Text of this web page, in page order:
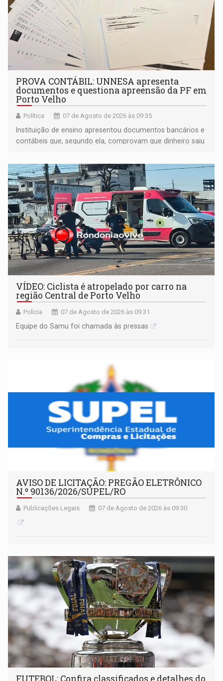
PROVA CONTÁBIL: UNNESA apresenta
documentos e questiona apreensão da PF em
Porto Velho
Política 07 de Agosto de 2026 às 09:35
Instituição de ensino apresentou documentos bancários e
contábeis que, segundo ela, comprovam que dinheiro saiu
apreendido quando já estava dentro da sede da entidade
— em pleno ano eleitoral em Rondônia
VÍDEO: Ciclista é atropelado por carro na
região Central de Porto Velho
Polícia 07 de Agosto de 2026 às 09:31
Equipe do Samu foi chamada às pressas
AVISO DE LICITAÇÃO: PREGÃO ELETRÔNICO
N.º 90136/2026/SUPEL/RO
Publicações Legais 07 de Agosto de 2026 às 09:30